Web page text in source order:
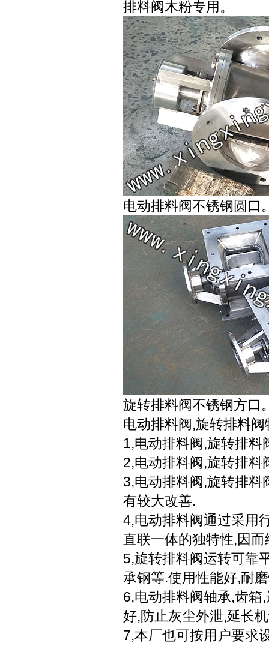
排料阀木粉专用。
电动排料阀不锈钢圆口
旋转排料阀不锈钢方口
电动排料阀,旋转排料阀
1,电动排料阀,旋转排料
2,电动排料阀,旋转排料
3,电动排料阀,旋转排料
有较大改善.
4,电动排料阀通过采用
直联一体的独特性,因
5,旋转排料阀运转可靠
承钢等.使用性能好,耐
6,电动排料阀轴承,齿箱
好,防止灰尘外泄,延长
7,本厂也可按用户要求